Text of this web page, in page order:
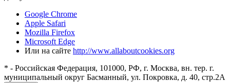
Google Chrome
Apple Safari
Mozilla Firefox
Microsoft Edge
Или на сайте http://www.allaboutcookies.org
* - Российская Федерация, 101000, РФ, г. Москва, вн. тер. г.
муниципальный округ Басманный, ул. Покровка, д. 40, стр.2А